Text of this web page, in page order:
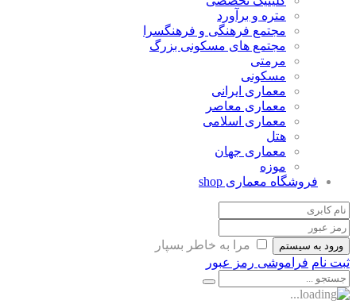
متره و برآورد
مجتمع فرهنگی و فرهنگسرا
مجتمع های مسکونی بزرگ
مرمتی
مسکونی
معماری ایرانی
معماری معاصر
معماری اسلامی
هتل
معماری جهان
موزه
فروشگاه معماری shop
ورود به سیستم
مرا به خاطر بسپار
ثبت نام فراموشی رمز عبور